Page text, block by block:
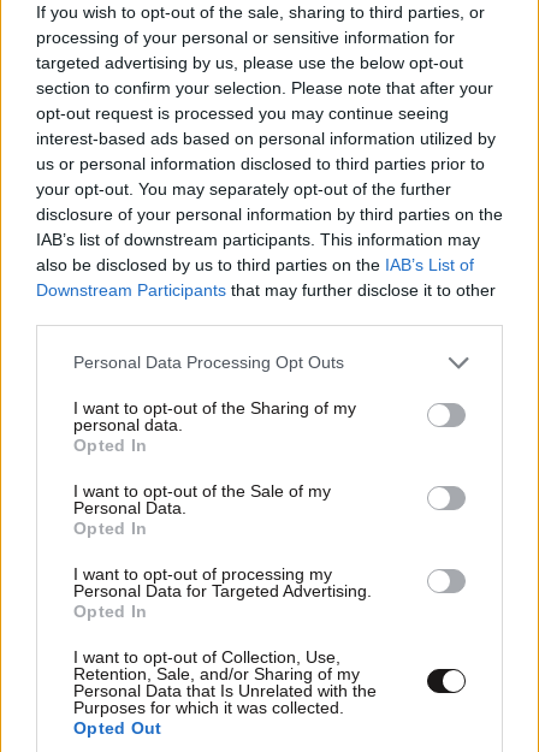
If you wish to opt-out of the sale, sharing to third parties, or
processing of your personal or sensitive information for
targeted advertising by us, please use the below opt-out
section to confirm your selection. Please note that after your
opt-out request is processed you may continue seeing
interest-based ads based on personal information utilized by
us or personal information disclosed to third parties prior to
your opt-out. You may separately opt-out of the further
disclosure of your personal information by third parties on the
IAB’s list of downstream participants. This information may
also be disclosed by us to third parties on the IAB’s List of
Downstream Participants that may further disclose it to other
Please note that this website/app uses one or more Google
not limited to your visit or usage behaviour. You may click to
grant or deny consent to Google and its third-party tags to
use your data for below specified purposes in below Google
consent section.
Personal Data Processing Opt Outs
I want to opt-out of the Sharing of my
personal data.
Opted In
I want to opt-out of the Sale of my
Personal Data.
Opted In
I want to opt-out of processing my
Personal Data for Targeted Advertising.
Opted In
I want to opt-out of Collection, Use,
Retention, Sale, and/or Sharing of my
Personal Data that Is Unrelated with the
Purposes for which it was collected.
Opted Out
βεβαιότητες, δεν συνιστούν σεβασμό απέναντι στο
μέγεθος της τραγωδίας. απέναντι στη λογική και την
αλήθεια, απέναντι τους ίδιους τους συγγενείς των
θυμάτων, απέναντι στην ίδια τη δικαιοσύνη και
φυσικά απέναντι στους θεσμούς και τη
δημοκρατία», υπογράμμισε, ενώ συνέχισε με το ίδιο
καταγγελτικό ύφος, καταλογίζοντας πολιτικές
σκοπιμότητες με στόχο την καρέκλα της εξουσίας.
«Για μένα η καρέκλα δεν είναι επάγγελμα, δεν είναι
αυτοσκοπός. Για εσάς, που διακινείτε και
αναπαράγετε αυτά τα σενάρια, η καρέκλα είναι ο
απλώς ένα μέσο, για να φτάσετε στην καρέκλα.
Επιστρατεύετε ότι μπορείτε χωρίς μέτρο, ήθος, όρια,
αρκεί να φτάσετε εκεί. Αυτό κάνετε και τώρα με
ξεκάθαρη πολιτική στόχευση στο πρόσωπό μου, στη
Παρόλη την πολιτική στόχευση θα συνεχίσω να
απόλυτο σεβασμό στη δικαιοσύνη, που είναι εκείνη
που θα ρίξει φως σε όλα, όπως το θέλουμε όλοι μας,
με μέριμνα το σύνθημα του πρωθυπουργού ποτέ